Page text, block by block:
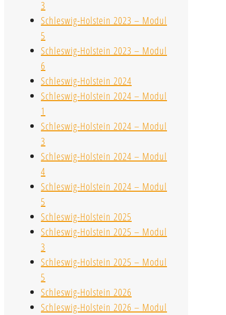
3
Schleswig-Holstein 2023 – Modul
5
Schleswig-Holstein 2023 – Modul
6
Schleswig-Holstein 2024
Schleswig-Holstein 2024 – Modul
1
Schleswig-Holstein 2024 – Modul
3
Schleswig-Holstein 2024 – Modul
4
Schleswig-Holstein 2024 – Modul
5
Schleswig-Holstein 2025
Schleswig-Holstein 2025 – Modul
3
Schleswig-Holstein 2025 – Modul
5
Schleswig-Holstein 2026
Schleswig-Holstein 2026 – Modul